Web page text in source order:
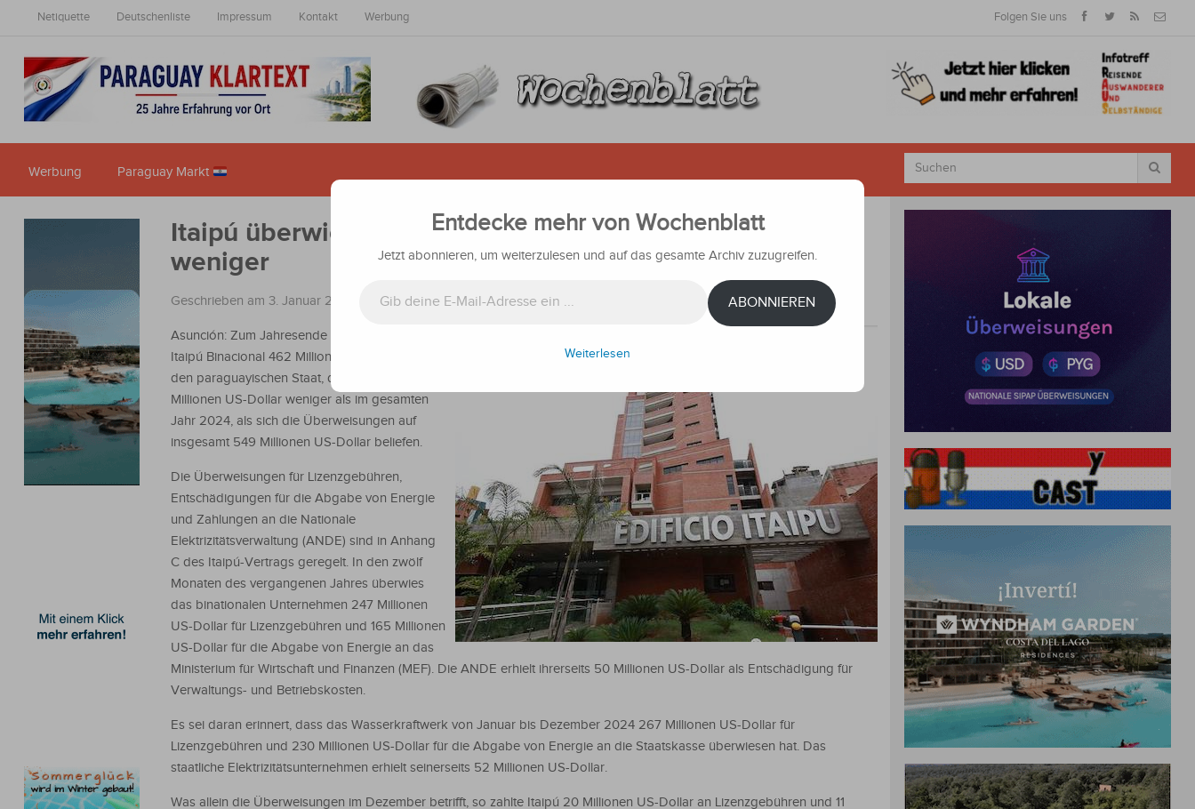
Netiquette Deutschenliste Impressum Kontakt Werbung Folgen Sie uns
Werbung Paraguay Markt
Itaipú überwies letztes Jahr 87 Millionen US-Dollar
weniger ​
Geschrieben am 3. Januar 2026 Nachrichten
Asunción: Zum Jahresende 2025 überwies
Itaipú Binacional 462 Millionen US-Dollar an
den paraguayischen Staat, das sind 87
Millionen US-Dollar weniger als im gesamten
Jahr 2024, als sich die Überweisungen auf
insgesamt 549 Millionen US-Dollar beliefen.
Die Überweisungen für Lizenzgebühren,
Entschädigungen für die Abgabe von Energie
und Zahlungen an die Nationale
Elektrizitätsverwaltung (ANDE) sind in Anhang
C des Itaipú-Vertrags geregelt. In den zwölf
Monaten des vergangenen Jahres überwies
das binationalen Unternehmen 247 Millionen
US-Dollar für Lizenzgebühren und 165 Millionen
US-Dollar für die Abgabe von Energie an das
Ministerium für Wirtschaft und Finanzen (MEF). Die ANDE erhielt ihrerseits 50 Millionen US-Dollar als Entschädigung für
Verwaltungs- und Betriebskosten.
Es sei daran erinnert, dass das Wasserkraftwerk von Januar bis Dezember 2024 267 Millionen US-Dollar für
Lizenzgebühren und 230 Millionen US-Dollar für die Abgabe von Energie an die Staatskasse überwiesen hat. Das
staatliche Elektrizitätsunternehmen erhielt seinerseits 52 Millionen US-Dollar.
Was allein die Überweisungen im Dezember betrifft, so zahlte Itaipú 20 Millionen US-Dollar an Lizenzgebühren und 11
Entdecke mehr von Wochenblatt
Jetzt abonnieren, um weiterzulesen und auf das gesamte Archiv zuzugreifen.
ABONNIEREN
Weiterlesen